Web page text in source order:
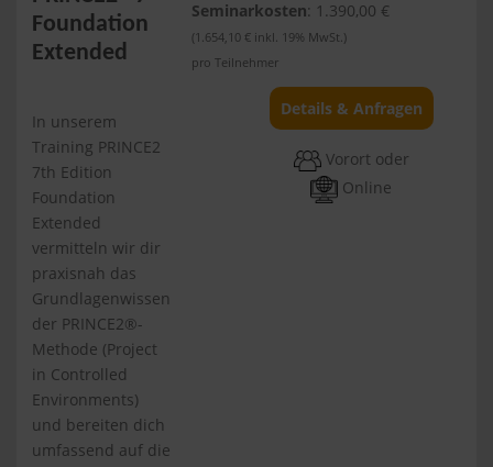
Foundation
Extended
In unserem
Training PRINCE2
7th Edition
Foundation
Extended
vermitteln wir dir
praxisnah das
Grundlagenwissen
der PRINCE2®-
Methode (Project
in Controlled
Environments)
und bereiten dich
umfassend auf die
Seminarkosten: 1.390,00 €
(1.654,10 € inkl. 19% MwSt.)
pro Teilnehmer
Details & Anfragen
Vorort oder
Online